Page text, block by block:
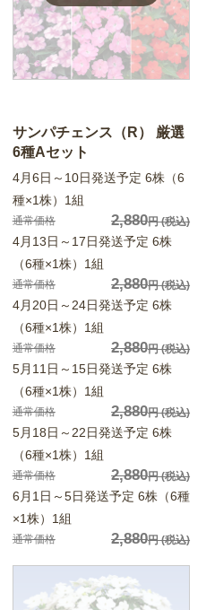
サンパチェンス（R） 厳選
6種Aセット
4月6日～10日発送予定 6株（6
種×1株）1組
通常価格 2,880円(税込)
4月13日～17日発送予定 6株
（6種×1株）1組
通常価格 2,880円(税込)
4月20日～24日発送予定 6株
（6種×1株）1組
通常価格 2,880円(税込)
5月11日～15日発送予定 6株
（6種×1株）1組
通常価格 2,880円(税込)
5月18日～22日発送予定 6株
（6種×1株）1組
通常価格 2,880円(税込)
6月1日～5日発送予定 6株（6種
×1株）1組
通常価格 2,880円(税込)